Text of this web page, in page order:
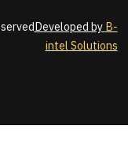
Developed byB-
intel Solutions